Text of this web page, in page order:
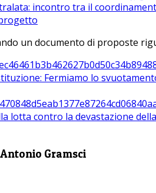
incontro tra il
un documento di proposte
Fermiamo lo
lotta contro la devastazione
Gramsci